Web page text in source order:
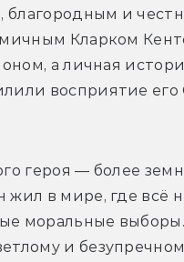
и
Кларком
а личная
восприятие
героя — более
жил в мире, где всё
моральные
и